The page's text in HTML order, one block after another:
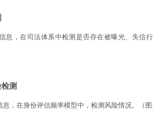
，在司法体系中检测是否存在被曝光、失信
测
，在身份评估频率模型中，检测风险情况。 （